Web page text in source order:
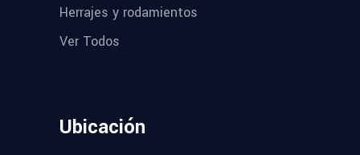
Herrajes y rodamientos
Ver Todos
Ubicación